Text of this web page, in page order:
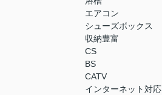
エアコン
シューズボックス
収納豊富
CS
BS
CATV
インターネット対応